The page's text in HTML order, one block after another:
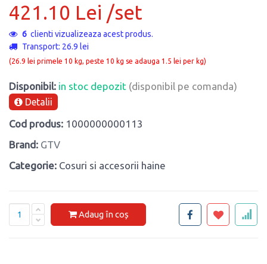
421.10 Lei /set
6 clienti vizualizeaza acest produs.
Transport: 26.9 lei
(26.9 lei primele 10 kg, peste 10 kg se adauga 1.5 lei per kg)
Disponibil: in stoc depozit (disponibil pe comanda)
Detalii
Cod produs: 1000000000113
Brand: GTV
Categorie: Cosuri si accesorii haine
Adaug în coș